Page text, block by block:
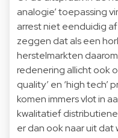
analogie’ toepassing
arrest niet eenduidig
zeggen dat als een
herstelmarkten
redenering allicht ook
quality’ en ‘high
komen immers vlot in
kwalitatief
er dan ook naar uit dat